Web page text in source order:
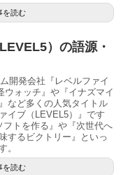
を読む
）の語源・
開発会社『レベルファイ
ウォッチ』や『イナズマイ
など多くの人気タイトル
イブ（LEVEL5）』です
トを作る』や『次世代へ
するビクトリー』といっ
。
を読む